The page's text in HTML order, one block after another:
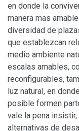
en donde la
manera mas
diversidad de
que establezcan
medio ambiente
escalas amables,
reconfigurables,
luz natural, en
posible formen
vale la pena
alternativas de